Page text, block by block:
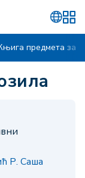
Књига предмета за
Р. Саша